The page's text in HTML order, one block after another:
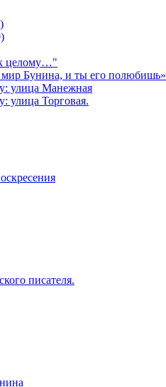
целому…"
Бунина, и ты его полюбишь»
улица Манежная
улица Торговая.
писателя.